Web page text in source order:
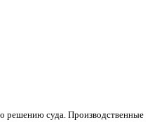
решению суда. Производственные